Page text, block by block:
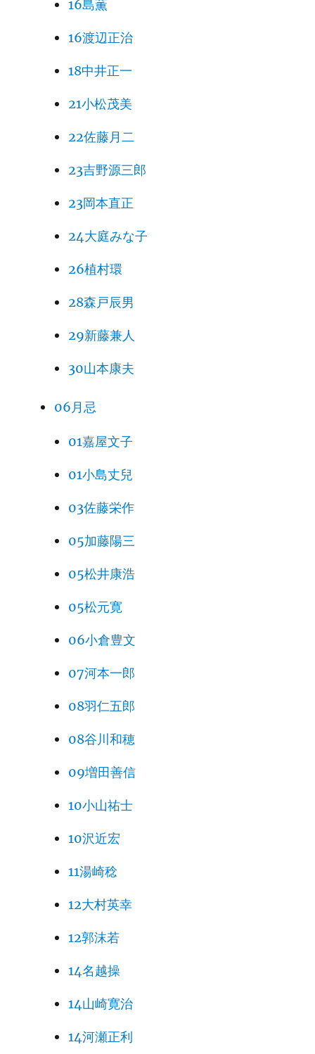
16島薫
16渡辺正治
18中井正一
21小松茂美
22佐藤月二
23吉野源三郎
23岡本直正
24大庭みな子
26植村環
28森戸辰男
29新藤兼人
30山本康夫
06月忌
01嘉屋文子
01小島丈兒
03佐藤栄作
05加藤陽三
05松井康浩
05松元寛
06小倉豊文
07河本一郎
08羽仁五郎
08谷川和穂
09増田善信
10小山祐士
10沢近宏
11湯崎稔
12大村英幸
12郭沫若
14名越操
14山崎寛治
14河瀬正利